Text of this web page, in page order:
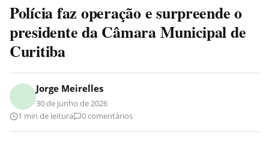
Polícia faz operação e surpreende o
presidente da Câmara Municipal de
Curitiba
Jorge Meirelles
30 de junho de 2026
1 min de leitura
0 comentários